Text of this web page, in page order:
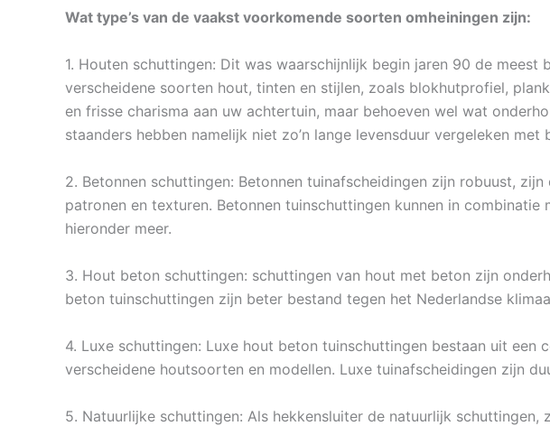
Wat type’s van de vaakst voorkomende soorten omheiningen zijn:
1. Houten schuttingen: Dit was waarschijnlijk begin jaren 90 de
verscheidene soorten hout, tinten en stijlen, zoals blokhutprofiel,
en frisse charisma aan uw achtertuin, maar behoeven wel wat
staanders hebben namelijk niet zo’n lange levensduur vergeleken met
2. Betonnen schuttingen: Betonnen tuinafscheidingen zijn robuust,
patronen en texturen. Betonnen tuinschuttingen kunnen in
hieronder meer.
3. Hout beton schuttingen: schuttingen van hout met beton zijn
beton tuinschuttingen zijn beter bestand tegen het Nederlandse
4. Luxe schuttingen: Luxe hout beton tuinschuttingen bestaan uit
verscheidene houtsoorten en modellen. Luxe tuinafscheidingen zijn
5. Natuurlijke schuttingen: Als hekkensluiter de natuurlijk